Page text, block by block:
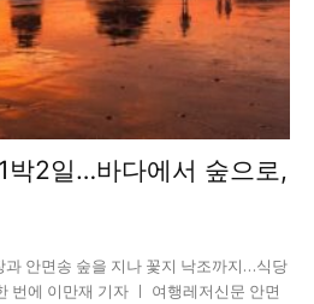
박2일…바다에서 숲으로,
안면송 숲을 지나 꽃지 낙조까지…식당
번에 이만재 기자 ㅣ 여행레저신문 안면